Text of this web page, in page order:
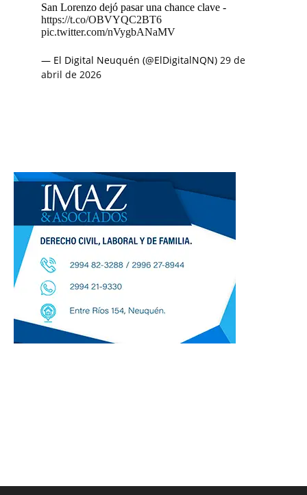
San Lorenzo dejó pasar una chance clave -
https://t.co/OBVYQC2BT6
pic.twitter.com/nVygbANaMV
— El Digital Neuquén (@ElDigitalNQN) 29 de
abril de 2026